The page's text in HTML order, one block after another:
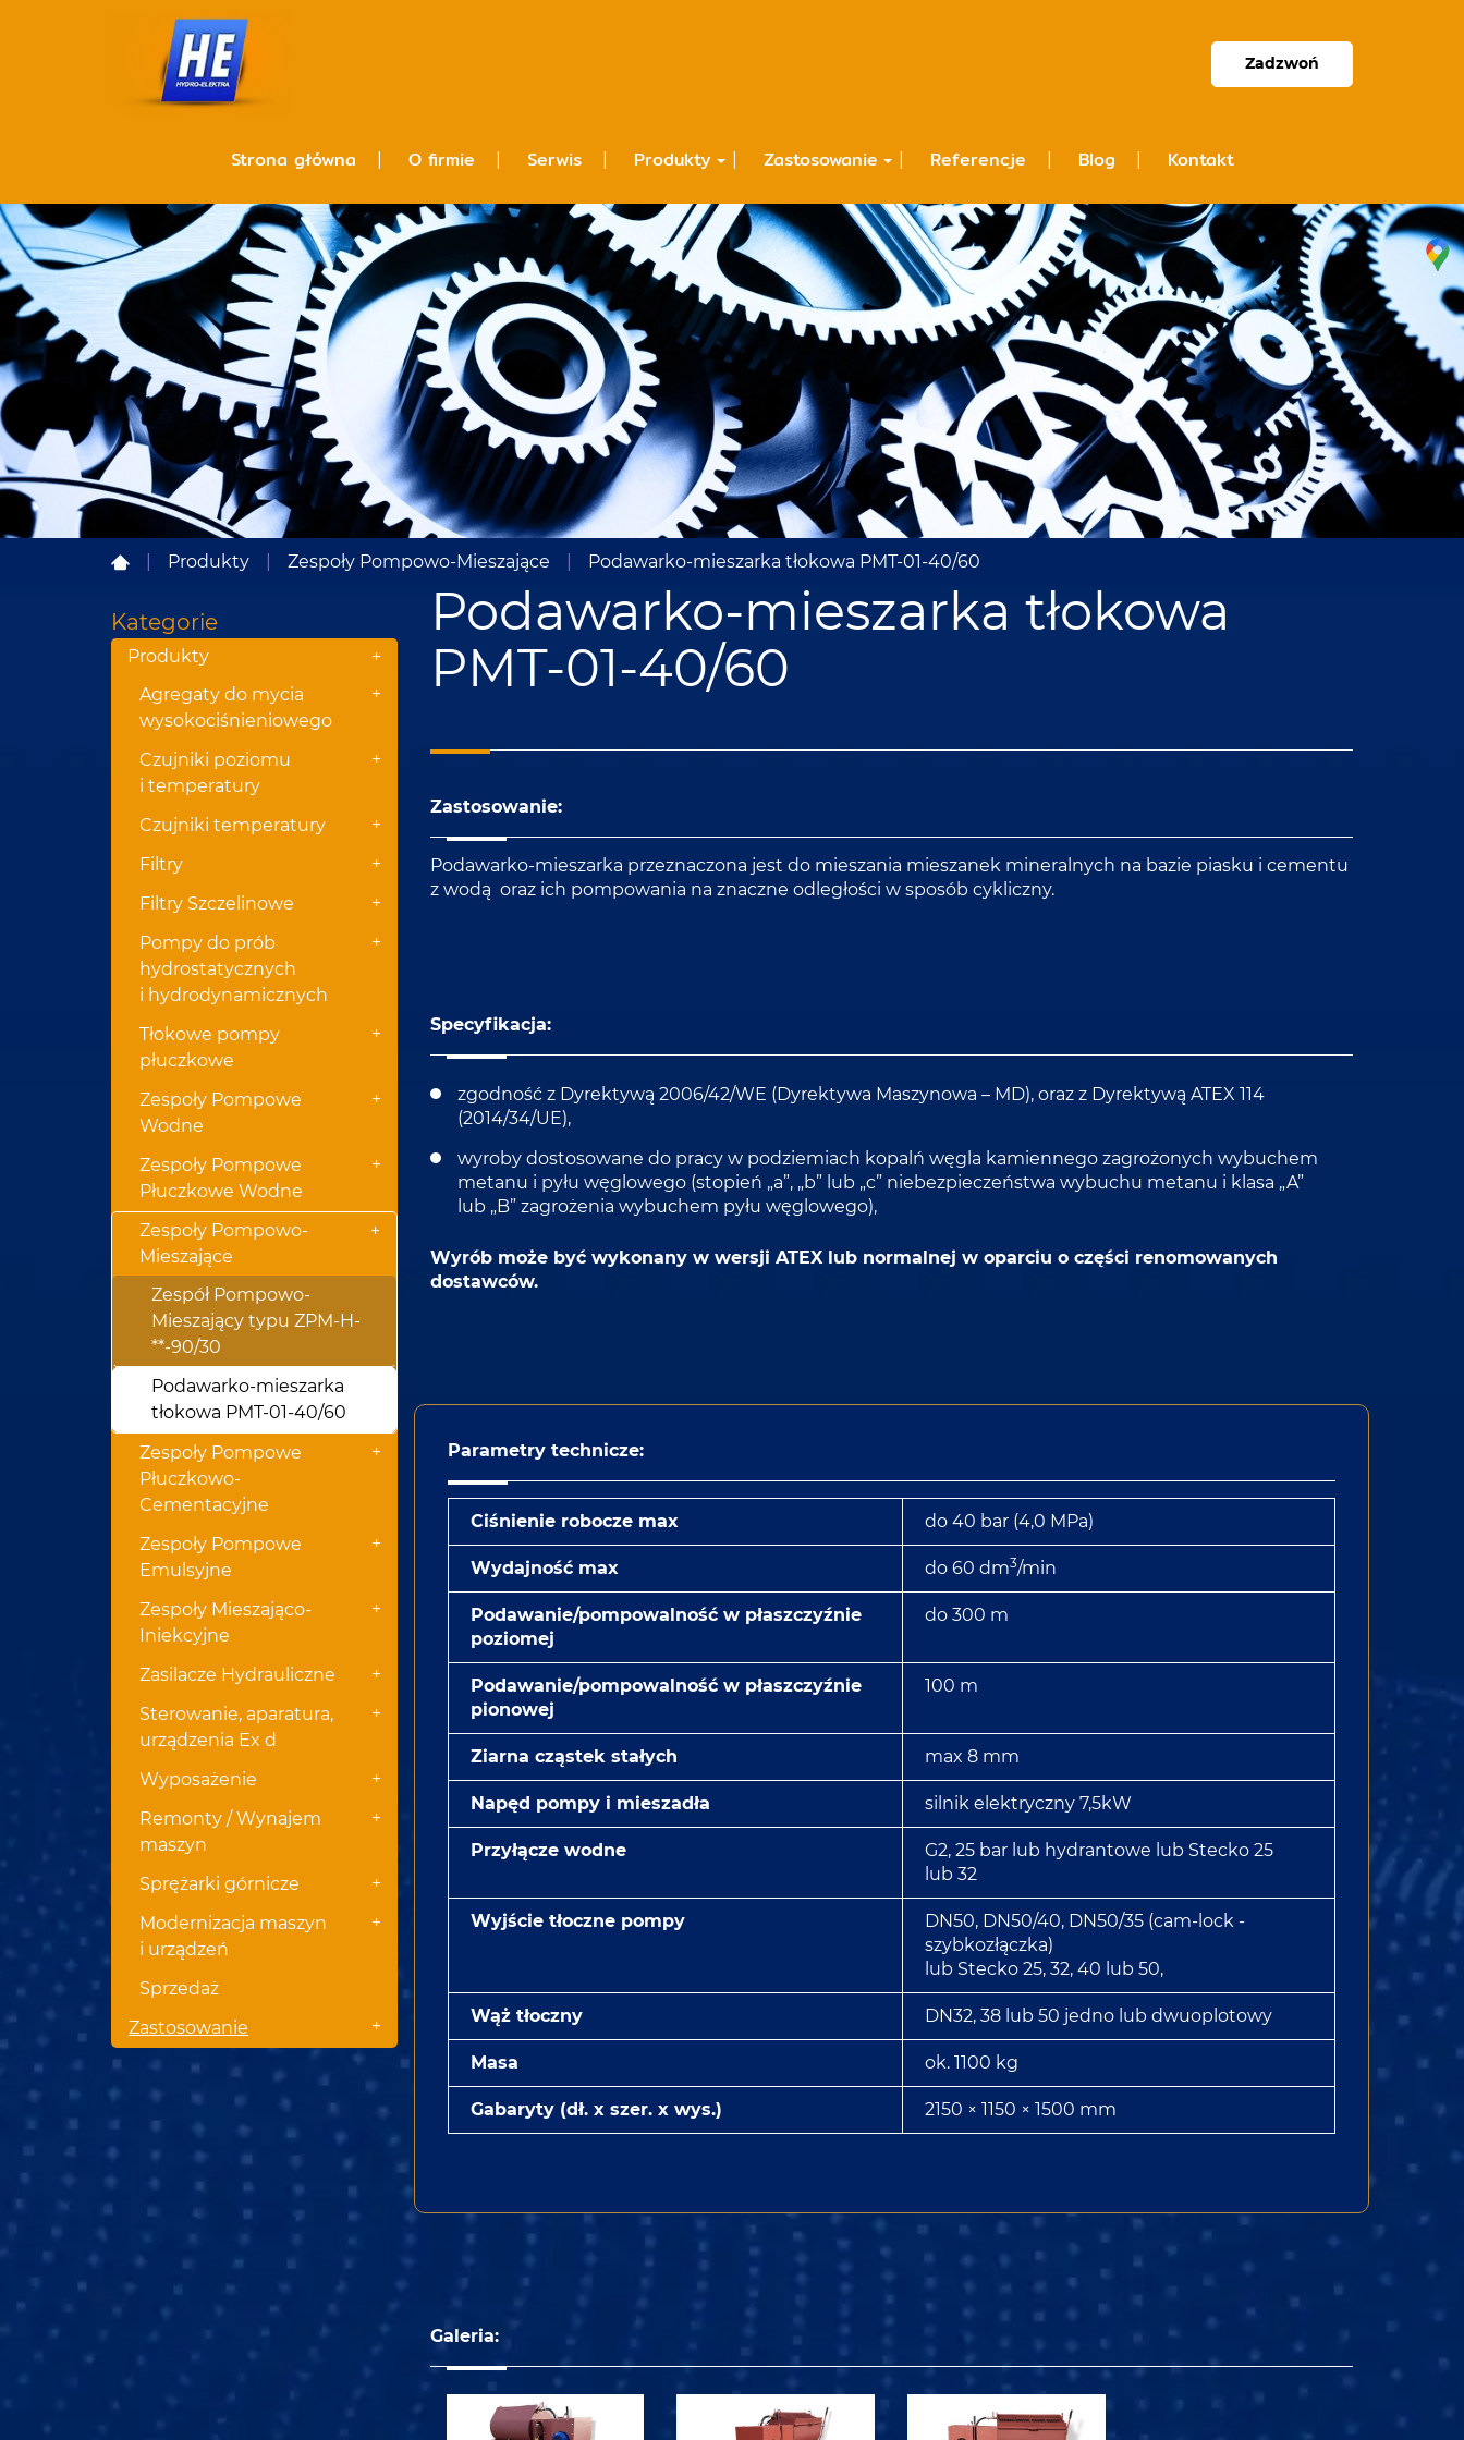
Zadzwoń
Strona główna O firmie Serwis Produkty Zastosowanie Referencje Blog Kontakt
Produkty Zespoły Pompowo-Mieszające Podawarko-mieszarka tłokowa PMT-01-40/60
Kategorie
Produkty +
Agregaty do mycia
wysokociśnieniowego
+
Czujniki poziomu
i temperatury
+
Czujniki temperatury +
Filtry +
Filtry Szczelinowe +
Pompy do prób
hydrostatycznych
i hydrodynamicznych
+
Tłokowe pompy
płuczkowe
+
Zespoły Pompowe
Wodne
+
Zespoły Pompowe
Płuczkowe Wodne
+
Zespoły Pompowo-
Mieszające
+
Zespół Pompowo-
Mieszający typu ZPM-H-
**-90/30
Podawarko-mieszarka
tłokowa PMT-01-40/60
Zespoły Pompowe
Płuczkowo-
Cementacyjne
+
Zespoły Pompowe
Emulsyjne
+
Zespoły Mieszająco-
Iniekcyjne
+
Zasilacze Hydrauliczne +
Sterowanie, aparatura,
urządzenia Ex d
+
Wyposażenie +
Remonty / Wynajem
maszyn
+
Sprężarki górnicze +
Modernizacja maszyn
i urządzeń
+
Sprzedaż
Zastosowanie +
Podawarko-mieszarka tłokowa
PMT-01-40/60
Zastosowanie:
Podawarko-mieszarka przeznaczona jest do mieszania mieszanek mineralnych na bazie piasku i cementu
z wodą oraz ich pompowania na znaczne odległości w sposób cykliczny.
Specyfikacja:
zgodność z Dyrektywą 2006/42/WE (Dyrektywa Maszynowa – MD), oraz z Dyrektywą ATEX 114
(2014/34/UE),
wyroby dostosowane do pracy w podziemiach kopalń węgla kamiennego zagrożonych wybuchem
metanu i pyłu węglowego (stopień „a”, „b” lub „c” niebezpieczeństwa wybuchu metanu i klasa „A”
lub „B” zagrożenia wybuchem pyłu węglowego),
Wyrób może być wykonany w wersji ATEX lub normalnej w oparciu o części renomowanych
dostawców.
Parametry technicze:
Ciśnienie robocze max do 40 bar (4,0 MPa)
Wydajność max do 60 dm3/min
Podawanie/pompowalność w płaszczyźnie
poziomej
do 300 m
Podawanie/pompowalność w płaszczyźnie
pionowej
100 m
Ziarna cząstek stałych max 8 mm
Napęd pompy i mieszadła silnik elektryczny 7,5kW
Przyłącze wodne
G2, 25 bar lub hydrantowe lub Stecko 25
lub 32
Wyjście tłoczne pompy
DN50, DN50/40, DN50/35 (cam-lock -
szybkozłączka)
lub Stecko 25, 32, 40 lub 50,
Wąż tłoczny DN32, 38 lub 50 jedno lub dwuoplotowy
Masa ok. 1100 kg
Gabaryty (dł. x szer. x wys.) 2150 × 1150 × 1500 mm
Galeria: